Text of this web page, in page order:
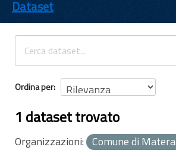
TEMI
INFORMAZIONI
Dataset
Ordina per
1 dataset trovato
Organizzazioni: Comune di Matera